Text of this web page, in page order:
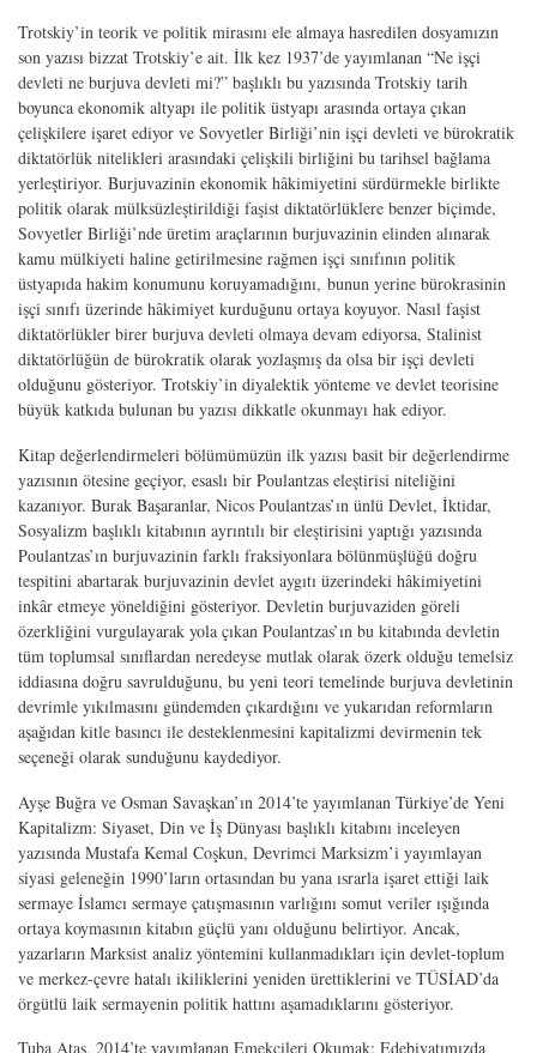
Trotskiy’in teorik ve politik mirasını ele almaya hasredilen dosyamızın
son yazısı bizzat Trotskiy’e ait. İlk kez 1937’de yayımlanan “Ne işçi
devleti ne burjuva devleti mi?” başlıklı bu yazısında Trotskiy tarih
boyunca ekonomik altyapı ile politik üstyapı arasında ortaya çıkan
çelişkilere işaret ediyor ve Sovyetler Birliği’nin işçi devleti ve bürokratik
diktatörlük nitelikleri arasındaki çelişkili birliğini bu tarihsel bağlama
yerleştiriyor. Burjuvazinin ekonomik hâkimiyetini sürdürmekle birlikte
politik olarak mülksüzleştirildiği faşist diktatörlüklere benzer biçimde,
Sovyetler Birliği’nde üretim araçlarının burjuvazinin elinden alınarak
kamu mülkiyeti haline getirilmesine rağmen işçi sınıfının politik
üstyapıda hakim konumunu koruyamadığını, bunun yerine bürokrasinin
işçi sınıfı üzerinde hâkimiyet kurduğunu ortaya koyuyor. Nasıl faşist
diktatörlükler birer burjuva devleti olmaya devam ediyorsa, Stalinist
diktatörlüğün de bürokratik olarak yozlaşmış da olsa bir işçi devleti
olduğunu gösteriyor. Trotskiy’in diyalektik yönteme ve devlet teorisine
büyük katkıda bulunan bu yazısı dikkatle okunmayı hak ediyor.
Kitap değerlendirmeleri bölümümüzün ilk yazısı basit bir değerlendirme
yazısının ötesine geçiyor, esaslı bir Poulantzas eleştirisi niteliğini
kazanıyor. Burak Başaranlar, Nicos Poulantzas’ın ünlü Devlet, İktidar,
Sosyalizm başlıklı kitabının ayrıntılı bir eleştirisini yaptığı yazısında
Poulantzas’ın burjuvazinin farklı fraksiyonlara bölünmüşlüğü doğru
tespitini abartarak burjuvazinin devlet aygıtı üzerindeki hâkimiyetini
inkâr etmeye yöneldiğini gösteriyor. Devletin burjuvaziden göreli
özerkliğini vurgulayarak yola çıkan Poulantzas’ın bu kitabında devletin
tüm toplumsal sınıflardan neredeyse mutlak olarak özerk olduğu temelsiz
iddiasına doğru savrulduğunu, bu yeni teori temelinde burjuva devletinin
devrimle yıkılmasını gündemden çıkardığını ve yukarıdan reformların
aşağıdan kitle basıncı ile desteklenmesini kapitalizmi devirmenin tek
seçeneği olarak sunduğunu kaydediyor.
Ayşe Buğra ve Osman Savaşkan’ın 2014’te yayımlanan Türkiye’de Yeni
Kapitalizm: Siyaset, Din ve İş Dünyası başlıklı kitabını inceleyen
yazısında Mustafa Kemal Coşkun, Devrimci Marksizm’i yayımlayan
siyasi geleneğin 1990’ların ortasından bu yana ısrarla işaret ettiği laik
sermaye İslamcı sermaye çatışmasının varlığını somut veriler ışığında
ortaya koymasının kitabın güçlü yanı olduğunu belirtiyor. Ancak,
yazarların Marksist analiz yöntemini kullanmadıkları için devlet-toplum
ve merkez-çevre hatalı ikiliklerini yeniden ürettiklerini ve TÜSİAD’da
örgütlü laik sermayenin politik hattını aşamadıklarını gösteriyor.
Tuba Ataş, 2014’te yayımlanan Emekçileri Okumak: Edebiyatımızda